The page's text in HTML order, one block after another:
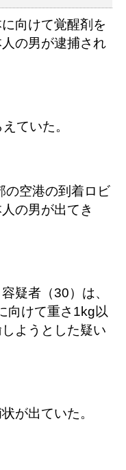
向けて覚醒剤を
の男が逮捕され
ていた。
の空港の到着ロビ
の男が出てき
疑者（30）は、
向けて重さ1kg以
ようとした疑い
が出ていた。